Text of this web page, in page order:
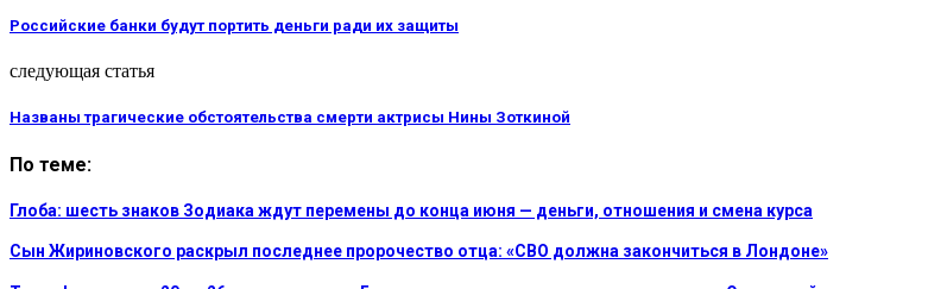
Российские банки будут портить деньги ради их защиты
следующая статья
Названы трагические обстоятельства смерти актрисы Нины Зоткиной
По теме:
Глоба: шесть знаков Зодиака ждут перемены до конца июня — деньги, отношения и смена курса
Сын Жириновского раскрыл последнее пророчество отца: «СВО должна закончиться в Лондоне»